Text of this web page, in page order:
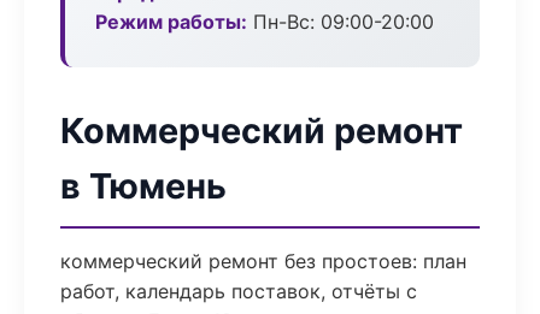
Режим работы: Пн-Вс: 09:00-20:00
Коммерческий ремонт
в Тюмень
коммерческий ремонт без простоев: план
работ, календарь поставок, отчёты с